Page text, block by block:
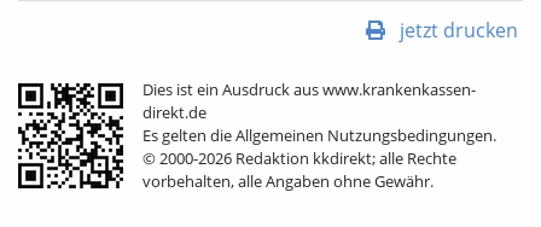
jetzt drucken
Dies ist ein Ausdruck aus www.krankenkassen-
direkt.de
Es gelten die Allgemeinen Nutzungsbedingungen.
© 2000-2026 Redaktion kkdirekt; alle Rechte
vorbehalten, alle Angaben ohne Gewähr.